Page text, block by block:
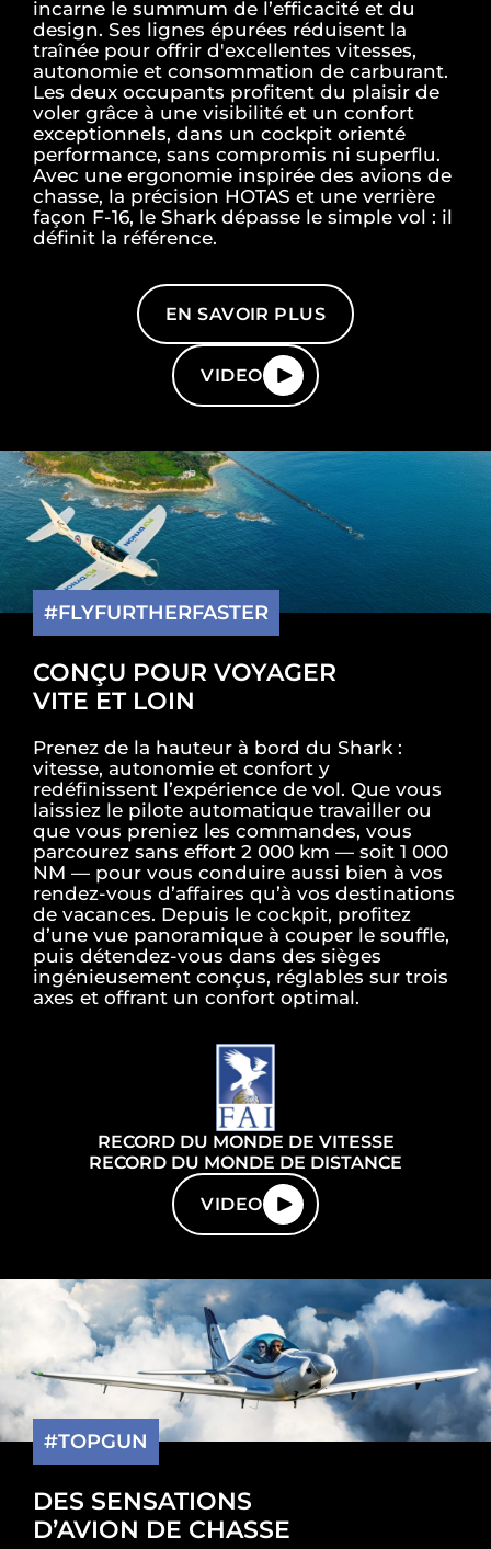
incarne le summum de l’efficacité et du
design. Ses lignes épurées réduisent la
traînée pour offrir d'excellentes vitesses,
autonomie et consommation de carburant.
Les deux occupants profitent du plaisir de
voler grâce à une visibilité et un confort
exceptionnels, dans un cockpit orienté
performance, sans compromis ni superflu.
Avec une ergonomie inspirée des avions de
chasse, la précision HOTAS et une verrière
façon F-16, le Shark dépasse le simple vol : il
définit la référence.
EN SAVOIR PLUS
VIDEO
#FLYFURTHERFASTER
CONÇU POUR VOYAGER
VITE ET LOIN
Prenez de la hauteur à bord du Shark :
vitesse, autonomie et confort y
redéfinissent l’expérience de vol. Que vous
laissiez le pilote automatique travailler ou
que vous preniez les commandes, vous
parcourez sans effort 2 000 km — soit 1 000
NM — pour vous conduire aussi bien à vos
rendez-vous d’affaires qu’à vos destinations
de vacances. Depuis le cockpit, profitez
d’une vue panoramique à couper le souffle,
puis détendez-vous dans des sièges
ingénieusement conçus, réglables sur trois
axes et offrant un confort optimal.
RECORD DU MONDE DE VITESSE
RECORD DU MONDE DE DISTANCE
VIDEO
#TOPGUN
DES SENSATIONS
D’AVION DE CHASSE